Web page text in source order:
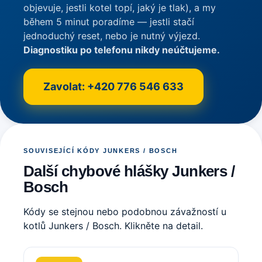
objevuje, jestli kotel topí, jaký je tlak), a my
během 5 minut poradíme — jestli stačí
jednoduchý reset, nebo je nutný výjezd.
Diagnostiku po telefonu nikdy neúčtujeme.
Zavolat: +420 776 546 633
SOUVISEJÍCÍ KÓDY JUNKERS / BOSCH
Další chybové hlášky Junkers /
Bosch
Kódy se stejnou nebo podobnou závažností u
kotlů Junkers / Bosch. Klikněte na detail.